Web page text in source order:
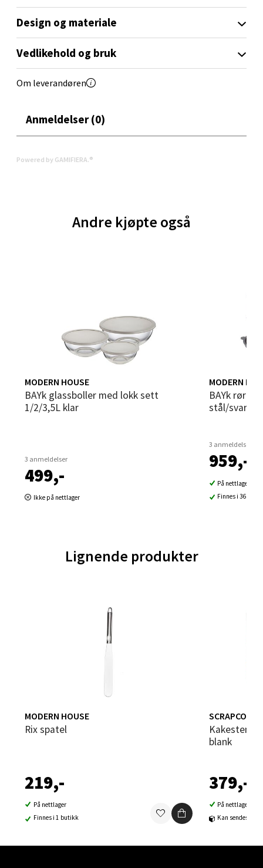
Design og materiale
Vedlikehold og bruk
Om leverandøren
Anmeldelser (0)
Powered by GAMIFIERA.®
Andre kjøpte også
MODERN HOUSE
bAYk glassboller med lokk sett
1/2/3,5L klar
3 anmeldelser
499,-
Ikke på nettlager
MODERN
bAYk rørebollesett 3 stk m/lokk
stål/svart
3 anmeldelser
959,-
På nettlager
Finnes i 36
Lignende produkter
MODERN HOUSE
Rix spatel
219,-
På nettlager
Finnes i 1 butikk
Kakestempel bokstaver og tall 36 stk
blank
379,-
På nettlager
Kan sendes til
Aunasenteret, Sunndalsvegen 3, 7340 Oppdal
Åpent i dag 10-19
0 i butikk
Brodtkorbsgate 7, 1338 Sandvika
Åpent i dag 10-21
Velg
Bergen - Thon Senter Sartor
Sartorvegen 12, 5353 Straume
Åpent i dag 10-21
Trondheim - Sirkus Shopping
Falkenborgveien 5, 7044 Trondheim
Ski Storsenter, Jernbanesvingen 6, 1400 Ski
0 i butikk